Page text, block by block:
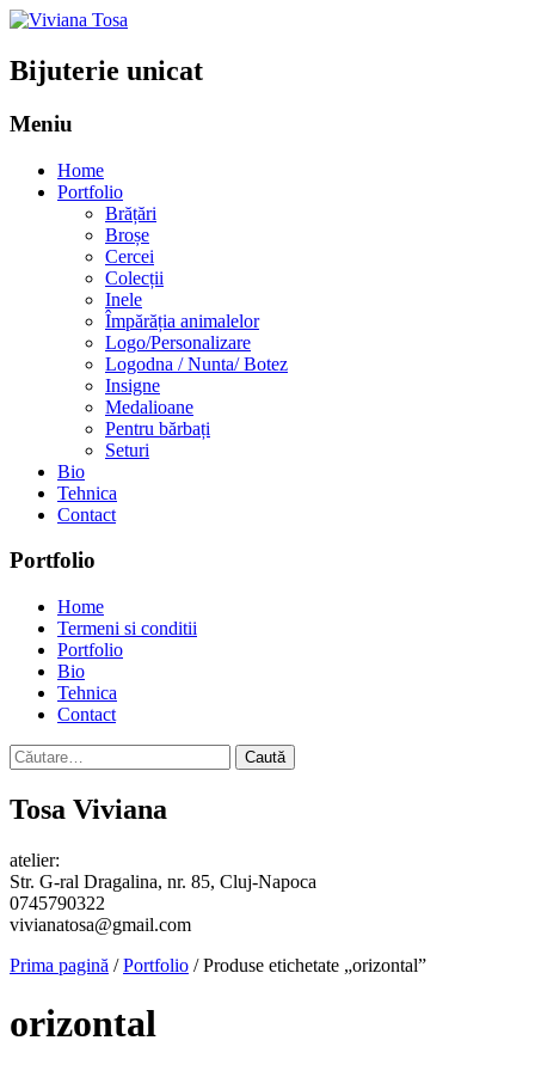
Bijuterie unicat
Meniu
Home
Portfolio
Brățări
Broșe
Cercei
Colecții
Inele
Împărăția animalelor
Logo/Personalizare
Logodna / Nunta/ Botez
Insigne
Medalioane
Pentru bărbați
Seturi
Bio
Tehnica
Contact
Portfolio
Home
Termeni si conditii
Portfolio
Bio
Tehnica
Contact
Caută
după:
Tosa Viviana
atelier:
Str. G-ral Dragalina, nr. 85, Cluj-Napoca
0745790322
vivianatosa@gmail.com
Prima pagină /Portfolio / Produse etichetate „orizontal”
orizontal